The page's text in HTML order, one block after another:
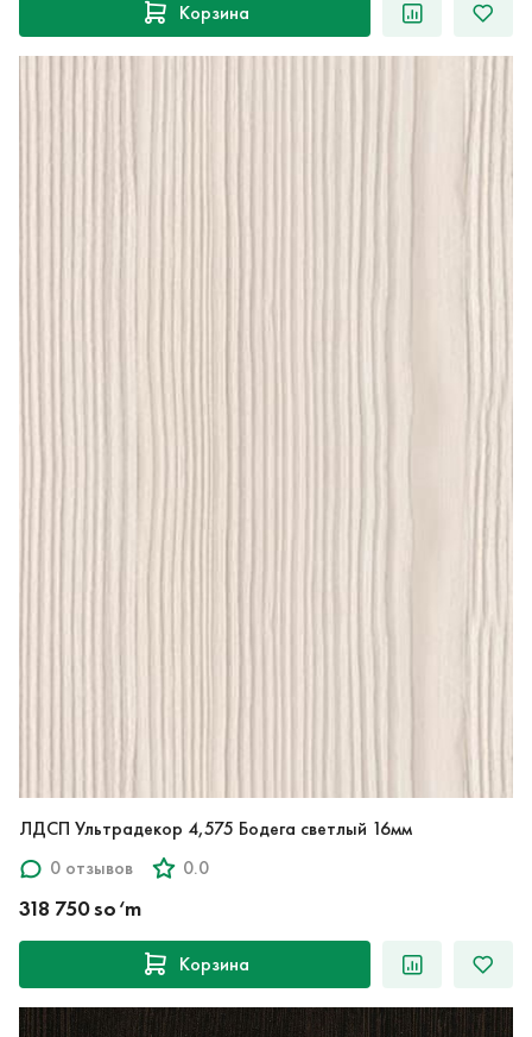
Корзина
ЛДСП Ультрадекор 4,575 Бодега светлый 16мм
0 отзывов
0.0
318 750 so‘m
Корзина